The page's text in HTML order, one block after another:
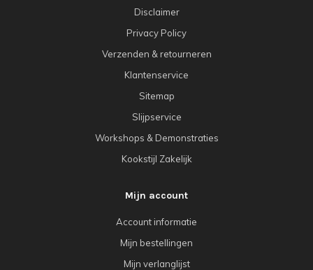
Disclaimer
Privacy Policy
Verzenden & retourneren
Klantenservice
Sitemap
Slijpservice
Workshops & Demonstraties
Kookstijl Zakelijk
Mijn account
Account informatie
Mijn bestellingen
Mijn verlanglijst